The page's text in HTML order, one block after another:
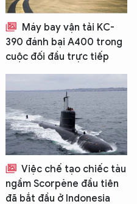
Máy bay vận tải KC-
390 đánh bại A400 trong
cuộc đối đầu trực tiếp
Việc chế tạo chiếc tàu
ngầm Scorpène đầu tiên
đã bắt đầu ở Indonesia